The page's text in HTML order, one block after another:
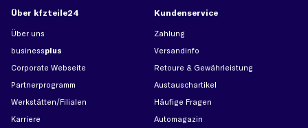
Über kfzteile24
Über uns
businessplus
Corporate Webseite
Partnerprogramm
Werkstätten/Filialen
Karriere
Kundenservice
Zahlung
Versandinfo
Retoure & Gewährleistung
Austauschartikel
Häufige Fragen
Automagazin